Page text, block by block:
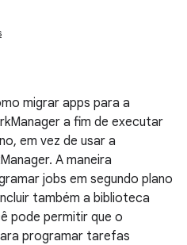
migrar apps para a
a fim de executar
em vez de usar a
A maneira
jobs em segundo plano
também a biblioteca
pode permitir que o
programar tarefas